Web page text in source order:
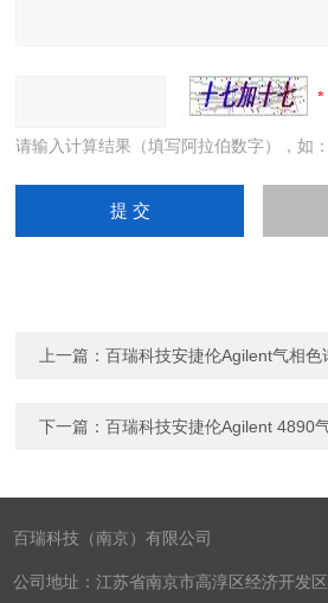
请输入计算结果（填写阿拉伯数字），如
上一篇：百瑞科技安捷伦Agilent气相色
下一篇：百瑞科技安捷伦Agilent 4890
百瑞科技（南京）有限公司
公司地址：江苏省南京市高淳区经济开发